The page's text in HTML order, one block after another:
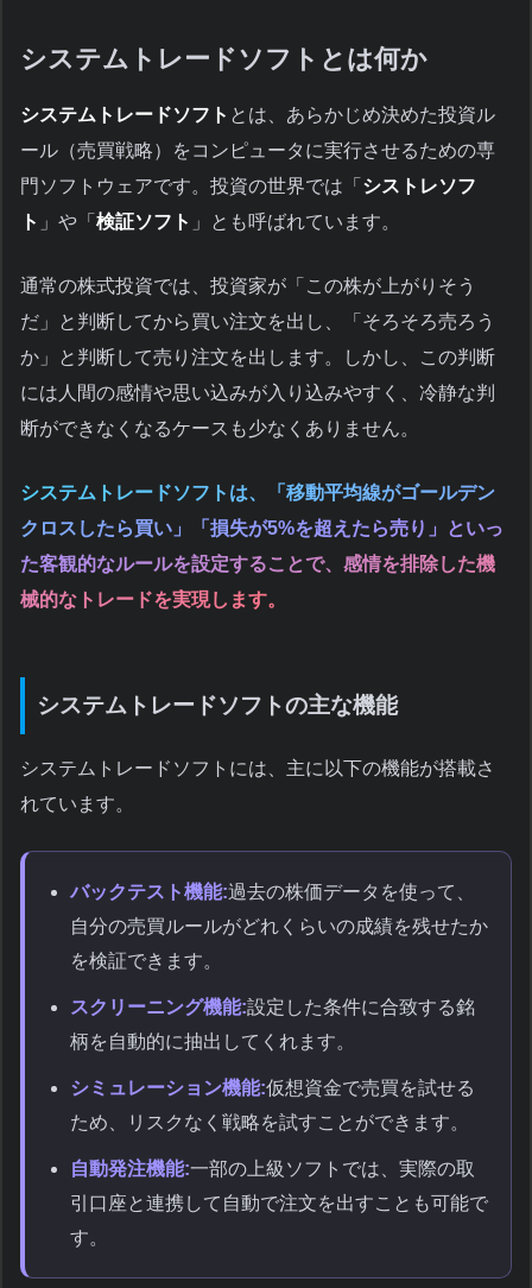
システムトレードソフトとは何か
システムトレードソフト とは、あらかじめ決めた投資ル
ール（売買戦略）をコンピュータに実行させるための専
門ソフトウェアです。投資の世界では「 シストレソフ
ト 」や「 検証ソフト 」とも呼ばれています。
通常の株式投資では、投資家が「この株が上がりそう
だ」と判断してから買い注文を出し、「そろそろ売ろう
か」と判断して売り注文を出します。しかし、この判断
には人間の感情や思い込みが入り込みやすく、冷静な判
断ができなくなるケースも少なくありません。
システムトレードソフトは、「移動平均線がゴールデン
クロスしたら買い」「損失が5%を超えたら売り」といっ
た客観的なルールを設定することで、感情を排除した機
械的なトレードを実現します。
システムトレードソフトの主な機能
システムトレードソフトには、主に以下の機能が搭載さ
れています。
バックテスト機能:過去の株価データを使って、
自分の売買ルールがどれくらいの成績を残せたか
を検証できます。
スクリーニング機能:設定した条件に合致する銘
柄を自動的に抽出してくれます。
シミュレーション機能:仮想資金で売買を試せる
ため、リスクなく戦略を試すことができます。
自動発注機能:一部の上級ソフトでは、実際の取
引口座と連携して自動で注文を出すことも可能で
す。